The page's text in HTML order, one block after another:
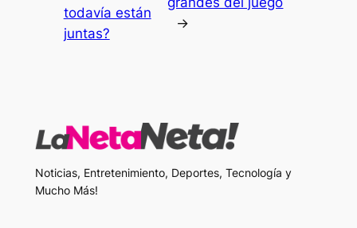
todavía están
juntas?
→
Noticias, Entretenimiento, Deportes, Tecnología y
Mucho Más!